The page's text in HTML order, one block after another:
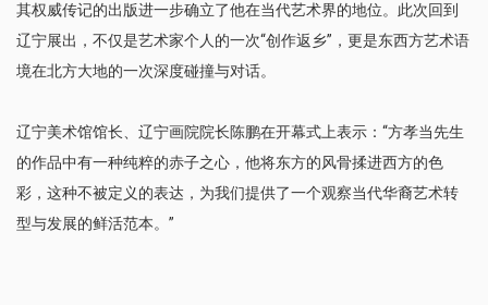
其权威传记的出版进一步确立了他在当代艺术界的地位。此次回到
辽宁展出，不仅是艺术家个人的一次“创作返乡”，更是东西方艺术语
境在北方大地的一次深度碰撞与对话。
辽宁美术馆馆长、辽宁画院院长陈鹏在开幕式上表示：“方孝当先生
的作品中有一种纯粹的赤子之心，他将东方的风骨揉进西方的色
彩，这种不被定义的表达，为我们提供了一个观察当代华裔艺术转
型与发展的鲜活范本。”